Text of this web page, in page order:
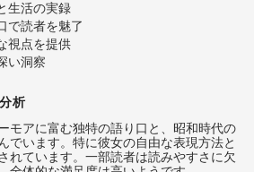
生活の実録
で読者を魅了
視点を提供
い洞察
析
モアに富む独特の語り口と、昭和時代の
でいます。特に彼女の自由な表現方法と
れています。一部読者は読みやすさに欠